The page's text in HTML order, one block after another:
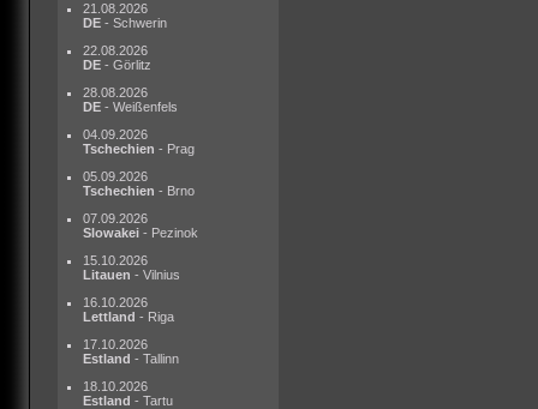
21.08.2026
DE - Schwerin
22.08.2026
DE - Görlitz
28.08.2026
DE - Weißenfels
04.09.2026
Tschechien - Prag
05.09.2026
Tschechien - Brno
07.09.2026
Slowakei - Pezinok
15.10.2026
Litauen - Vilnius
16.10.2026
Lettland - Riga
17.10.2026
Estland - Tallinn
18.10.2026
Estland - Tartu